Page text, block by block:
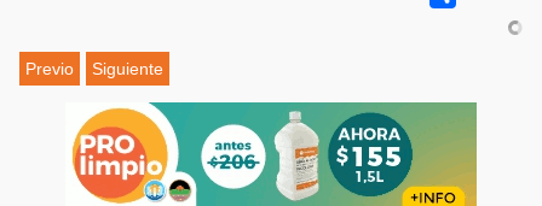
Previo Siguiente